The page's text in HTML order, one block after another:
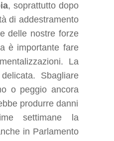
, soprattutto dopo
di addestramento
delle nostre forze
è importante fare
La
Sbagliare
o peggio ancora
produrre danni
settimane la
in Parlamento